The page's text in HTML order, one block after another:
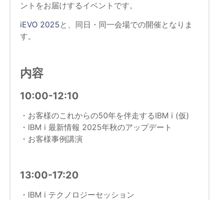
ントをお届けするイベントです。
iEVO 2025 と、同日・同一会場での開催となりま
す。
内容
10:00-12:10
・お客様のこれからの50年を伴走するIBM i (仮)
・IBM i 最新情報 2025年秋のアップデート
・お客様事例講演
13:00-17:20
・IBM i テクノロジーセッション